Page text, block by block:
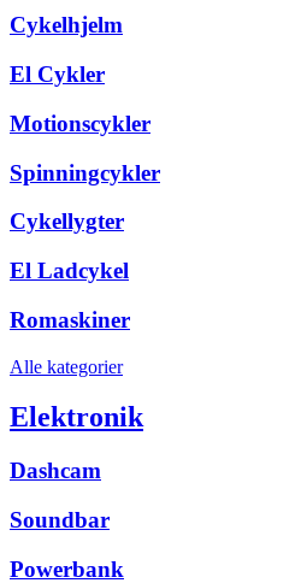
Cykelhjelm
El Cykler
Motionscykler
Spinningcykler
Cykellygter
El Ladcykel
Romaskiner
Alle kategorier
Elektronik
Dashcam
Soundbar
Powerbank